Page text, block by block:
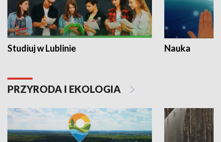
Studiuj w Lublinie Nauka
PRZYRODA I EKOLOGIA